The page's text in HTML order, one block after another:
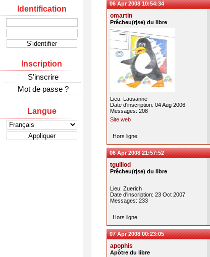
Identification
Inscription
S'inscrire
Mot de passe ?
Langue
06 Apr 2008 10:54:34
omartin
Prêcheu(r|se) du libre
Lieu: Lausanne
Date d'inscription: 04 Aug 2006
Messages: 208
Site web
Hors ligne
06 Apr 2008 21:57:52
tguillod
Prêcheu(r|se) du libre
Lieu: Zuerich
Date d'inscription: 23 Oct 2007
Messages: 233
Hors ligne
07 Apr 2008 00:23:05
apophis
Apôtre du libre